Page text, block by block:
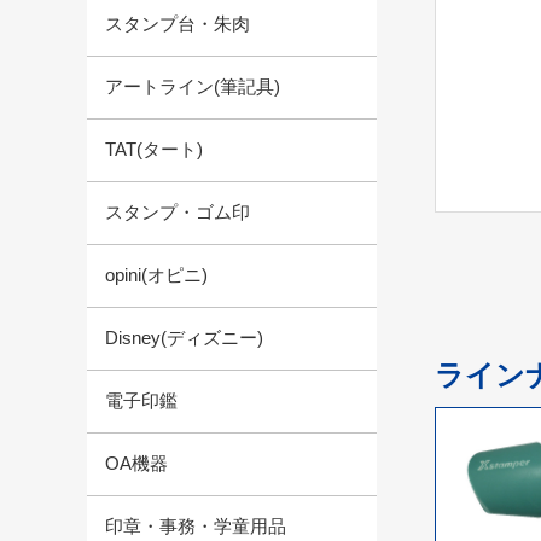
スタンプ台・朱肉
アートライン(筆記具)
TAT(タート)
スタンプ・ゴム印
opini(オピニ)
Disney(ディズニー)
電子印鑑
OA機器
印章・事務・学童用品
ライン